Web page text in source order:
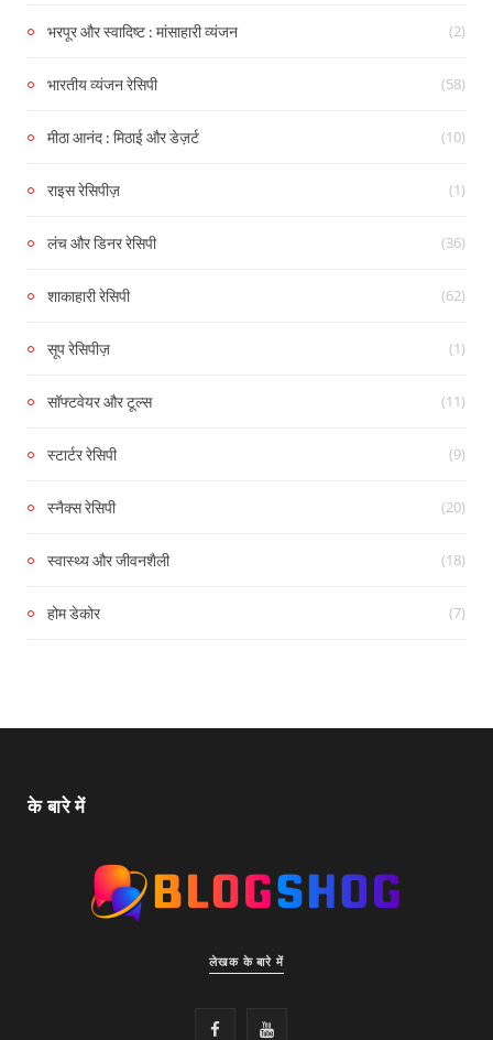
भरपूर और स्वादिष्ट : मांसाहारी व्यंजन (2)
भारतीय व्यंजन रेसिपी (58)
मीठा आनंद : मिठाई और डेज़र्ट (10)
राइस रेसिपीज़ (1)
लंच और डिनर रेसिपी (36)
शाकाहारी रेसिपी (62)
सूप रेसिपीज़ (1)
सॉफ्टवेयर और टूल्स (11)
स्टार्टर रेसिपी (9)
स्नैक्स रेसिपी (20)
स्वास्थ्य और जीवनशैली (18)
होम डेकोर (7)
के बारे में
लेखक के बारे में
Y